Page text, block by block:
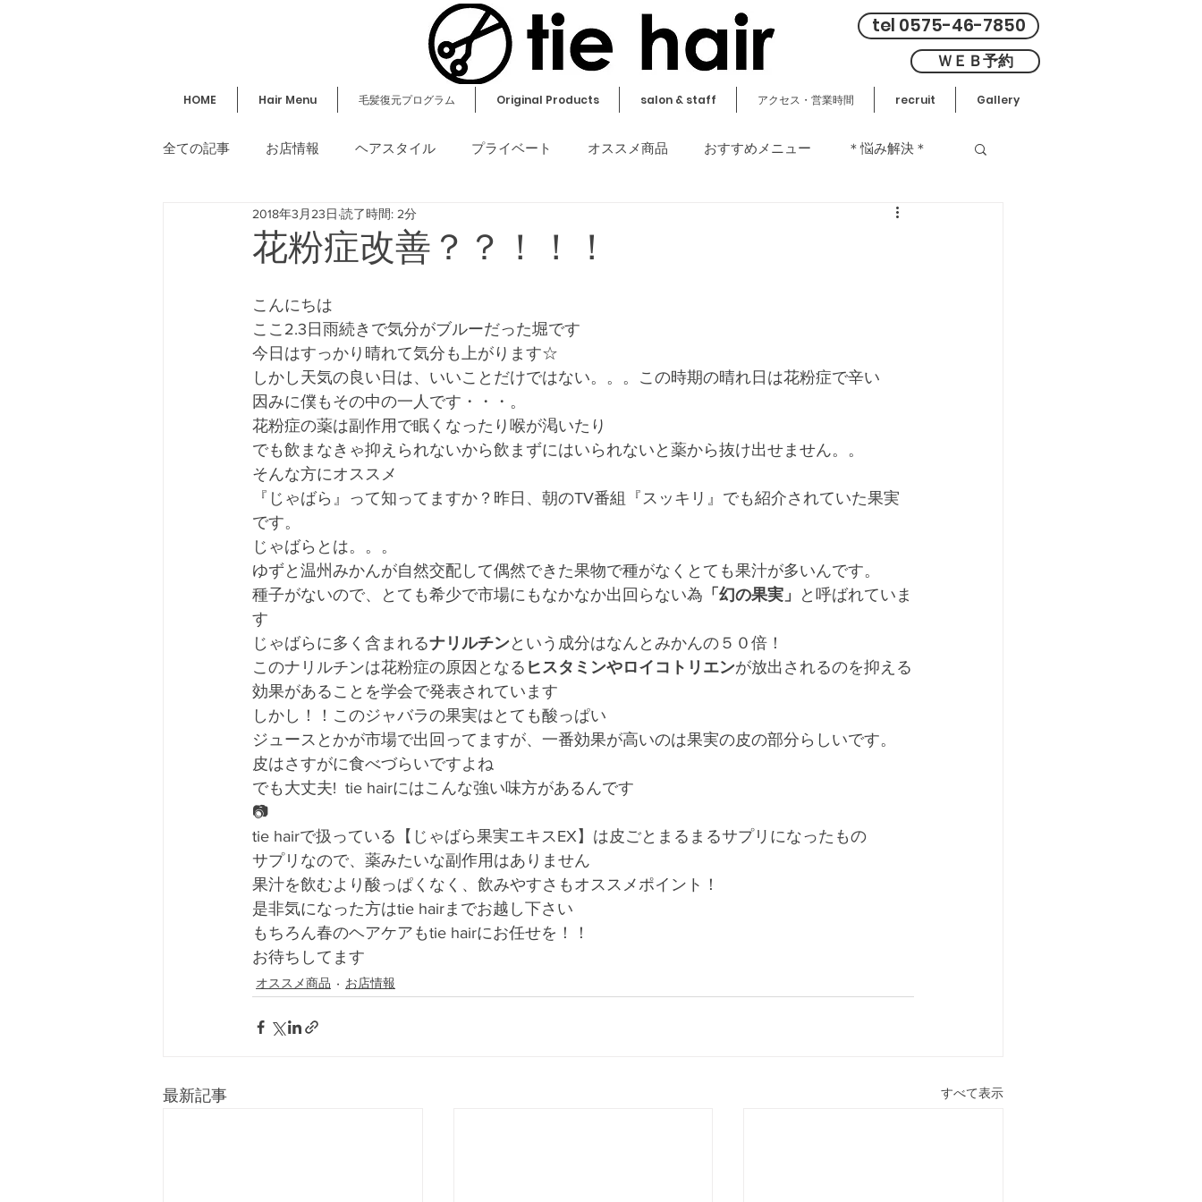
tel 0575-46-7850
ＷＥＢ予約
HOME Hair Menu 毛髪復元プログラム Original Products salon & staff アクセス・営業時間 recruit Gallery
全ての記事 お店情報 ヘアスタイル プライベート オススメ商品 おすすめメニュー ＊悩み解決＊
講習／セミナー 美容情報
花粉症改善？？！！！
2018年3月23日 読了時間: 2分
こんにちは
ここ2.3日雨続きで気分がブルーだった堀です
今日はすっかり晴れて気分も上がります☆
しかし天気の良い日は、いいことだけではない。。。この時期の晴れ日は花粉症で辛い
因みに僕もその中の一人です・・・。
花粉症の薬は副作用で眠くなったり喉が渇いたり
でも飲まなきゃ抑えられないから飲まずにはいられないと薬から抜け出せません。。
そんな方にオススメ
『じゃばら』って知ってますか？昨日、朝のTV番組『スッキリ』でも紹介されていた果実
です。
じゃばらとは。。。
ゆずと温州みかんが自然交配して偶然できた果物で種がなくとても果汁が多いんです。
種子がないので、とても希少で市場にもなかなか出回らない為 「幻の果実」
と呼ばれていま
す
じゃばらに多く含まれるナリルチンという成分はなんとみかんの５０倍！
このナリルチンは花粉症の原因となる ヒスタミンやロイコトリエンが放出されるのを抑える
効果があることを学会で発表されています
しかし！！このジャバラの果実はとても酸っぱい
ジュースとかが市場で出回ってますが、一番効果が高いのは果実の皮の部分らしいです。
皮はさすがに食べづらいですよね
でも大丈夫!  tie hairにはこんな強い味方があるんです
📷
tie hairで扱っている【じゃばら果実エキスEX】は皮ごとまるまるサプリになったもの
サプリなので、薬みたいな副作用はありません
果汁を飲むより酸っぱくなく、飲みやすさもオススメポイント！
是非気になった方はtie hairまでお越し下さい
もちろん春のヘアケアもtie hairにお任せを！！
お待ちしてます
オススメ商品 お店情報
最新記事 すべて表示